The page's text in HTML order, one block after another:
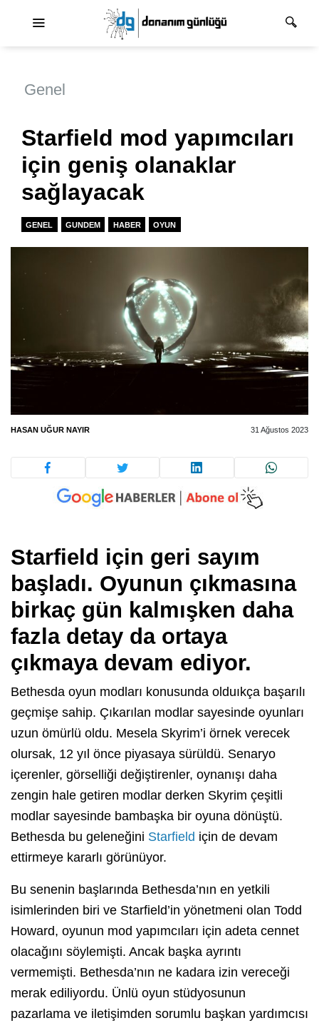
Genel
Starfield mod yapımcıları
için geniş olanaklar
sağlayacak
GENEL GUNDEM HABER OYUN
HASAN UĞUR NAYIR 31 Ağustos 2023
Starfield için geri sayım
başladı. Oyunun çıkmasına
birkaç gün kalmışken daha
fazla detay da ortaya
çıkmaya devam ediyor.
Bethesda oyun modları konusunda olduıkça başarılı
geçmişe sahip. Çıkarılan modlar sayesinde oyunları
uzun ömürlü oldu. Mesela Skyrim’i örnek verecek
olursak, 12 yıl önce piyasaya sürüldü. Senaryo
içerenler, görselliği değiştirenler, oynanışı daha
zengin hale getiren modlar derken Skyrim çeşitli
modlar sayesinde bambaşka bir oyuna dönüştü.
Bethesda bu geleneğini Starfield için de devam
ettirmeye kararlı görünüyor.
Bu senenin başlarında Bethesda’nın en yetkili
isimlerinden biri ve Starfield’in yönetmeni olan Todd
Howard, oyunun mod yapımcıları için adeta cennet
olacağını söylemişti. Ancak başka ayrıntı
vermemişti. Bethesda’nın ne kadara izin vereceği
merak ediliyordu. Ünlü oyun stüdyosunun
pazarlama ve iletişimden sorumlu başkan yardımcısı